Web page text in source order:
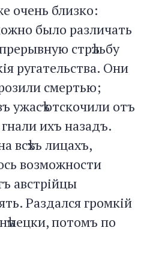
очень близко:
было различать
стрѣльбу
ругательства. Они
смертью;
ужасѣ отскочили отъ
ихъ назадъ.
всѣхъ лицахъ,
возможности
австрійцы
Раздался громкій
потомъ по